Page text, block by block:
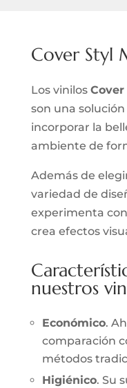
Cover Styl
Los vinilos Cover
son una
incorporar la
ambiente de
Además de
variedad de
experimenta
crea efectos
nuestros
Económico.
comparación
métodos
Higiénico. Su